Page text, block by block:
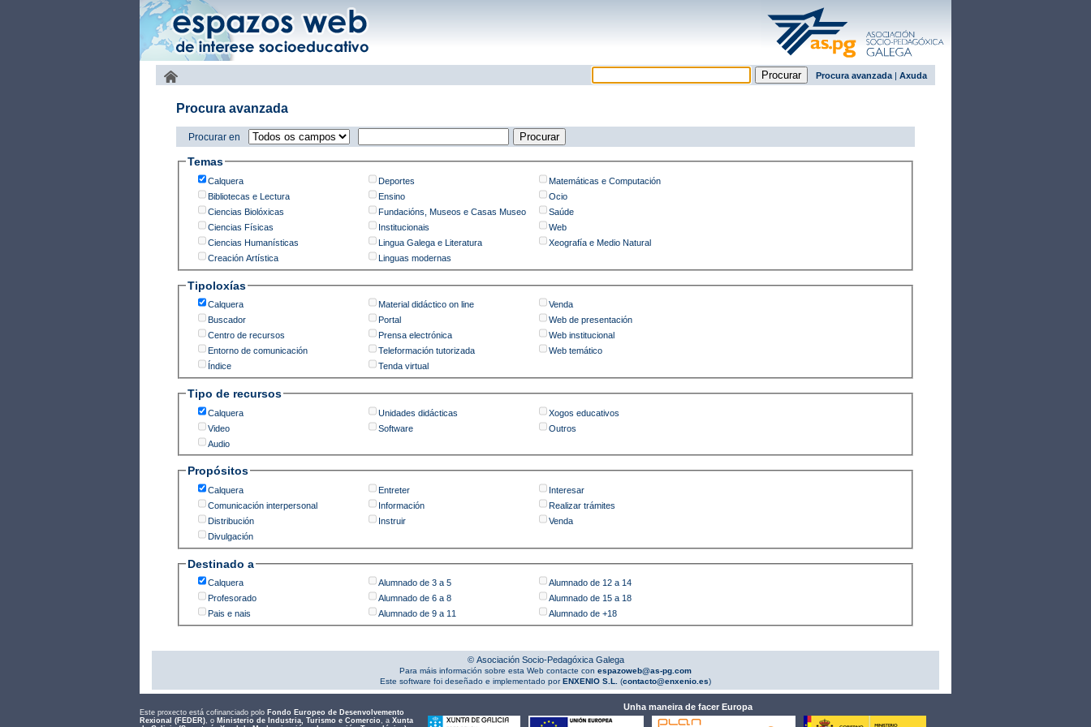
Procura avanzada | Axuda
Procura avanzada
Procurar en
Temas
Calquera
Bibliotecas e Lectura
Ciencias Biolóxicas
Ciencias Físicas
Ciencias Humanísticas
Creación Artística
Deportes
Ensino
Fundacións, Museos e Casas Museo
Institucionais
Lingua Galega e Literatura
Linguas modernas
Matemáticas e Computación
Ocio
Saúde
Web
Xeografía e Medio Natural
Tipoloxías
Calquera
Buscador
Centro de recursos
Entorno de comunicación
Índice
Material didáctico on line
Portal
Prensa electrónica
Teleformación tutorizada
Tenda virtual
Venda
Web de presentación
Web institucional
Web temático
Tipo de recursos
Calquera
Video
Audio
Unidades didácticas
Software
Xogos educativos
Outros
Propósitos
Calquera
Comunicación interpersonal
Distribución
Divulgación
Entreter
Información
Instruir
Interesar
Realizar trámites
Venda
Destinado a
Calquera
Profesorado
Pais e nais
Alumnado de 3 a 5
Alumnado de 6 a 8
Alumnado de 9 a 11
Alumnado de 12 a 14
Alumnado de 15 a 18
Alumnado de +18
© Asociación Socio-Pedagóxica Galega
Para máis información sobre esta Web contacte con espazoweb@as-pg.com
Este software foi deseñado e implementado porENXENIO S.L. (contacto@enxenio.es)
Este proxecto está cofinanciado polo Fondo Europeo de Desenvolvemento
Rexional (FEDER), o Ministerio de Industria, Turismo e Comercio, a Xunta
Unha maneira de facer Europa